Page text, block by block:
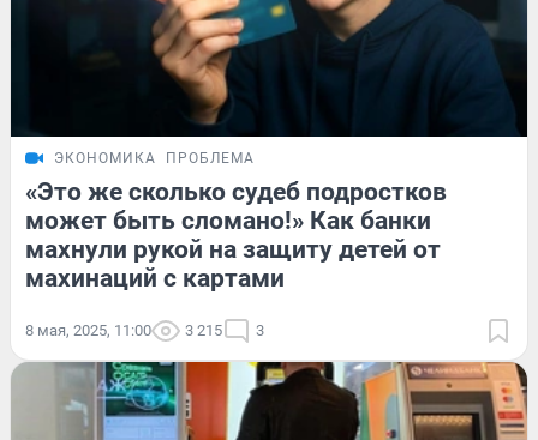
ЭКОНОМИКА ПРОБЛЕМА
«Это же сколько судеб подростков
может быть сломано!» Как банки
махнули рукой на защиту детей от
махинаций с картами
8 мая, 2025, 11:00 3 215 3